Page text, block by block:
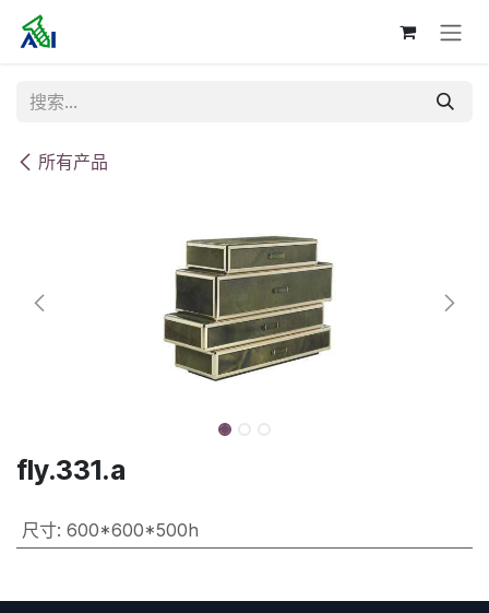
跳至内容
所有产品
fly.331.a
尺寸: 600*600*500h